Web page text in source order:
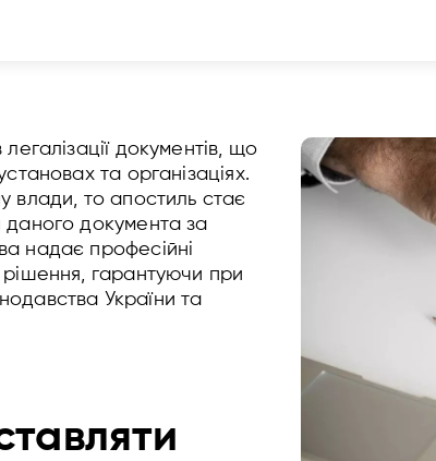
документів, що
та організаціях.
влади, то апостиль стає
даного документа за
надає професійні
гарантуючи при
України та